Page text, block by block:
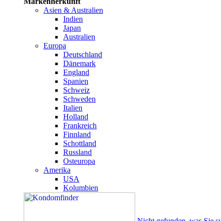
Asien & Australien
Indien
Japan
Australien
Europa
Deutschland
Dänemark
England
Spanien
Schweiz
Schweden
Italien
Holland
Frankreich
Finnland
Schottland
Russland
Osteuropa
Amerika
USA
Kolumbien